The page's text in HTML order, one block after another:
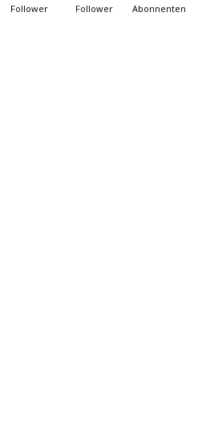
Follower Follower Abonnenten